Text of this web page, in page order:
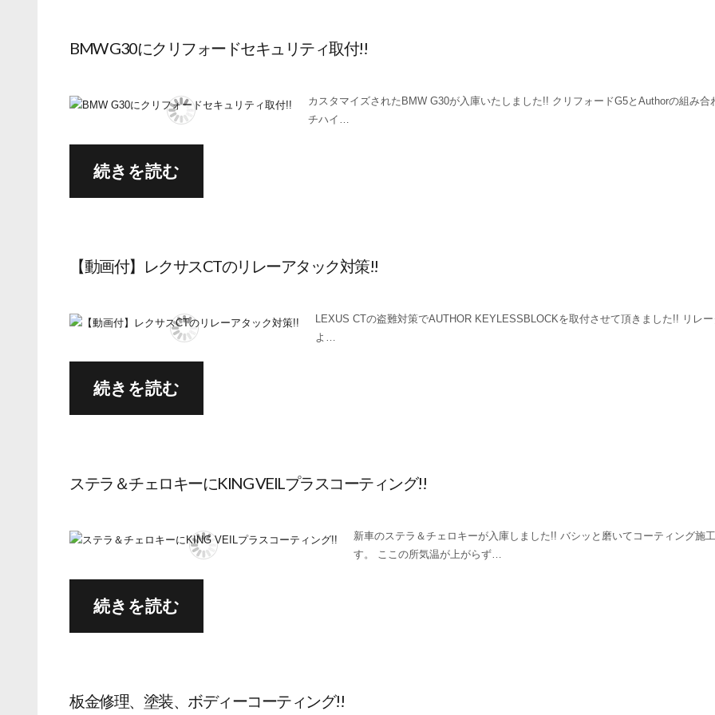
BMW G30にクリフォードセキュリティ取付!!
カスタマイズされたBMW G30が入庫いたしました!! クリフォードG5とAuthorの組み合
チハイ…
続きを読む
【動画付】レクサスCTのリレーアタック対策!!
LEXUS CTの盗難対策でAUTHOR KEYLESSBLOCKを取付させて頂きました!! リレー
よ…
続きを読む
ステラ＆チェロキーにKING VEILプラスコーティング!!
新車のステラ＆チェロキーが入庫しました!! バシッと磨いてコーティング施
す。 ここの所気温が上がらず…
続きを読む
板金修理、塗装、ボディーコーティング!!